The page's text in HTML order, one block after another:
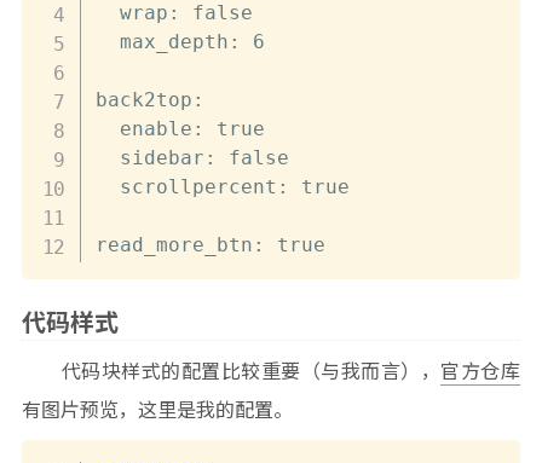
  wrap: false
  max_depth: 6
back2top:
  enable: true
  sidebar: false
  scrollpercent: true
read_more_btn: true
代码样式
代码块样式的配置比较重要（与我而言）， 官方仓库
有图片预览，这里是我的配置。